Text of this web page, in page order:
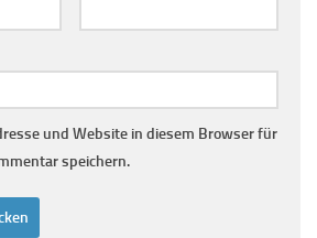
und Website in diesem Browser für
speichern.